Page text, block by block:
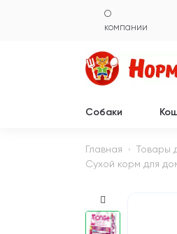
О
компании
Собаки
Главная Товары
Сухой корм для